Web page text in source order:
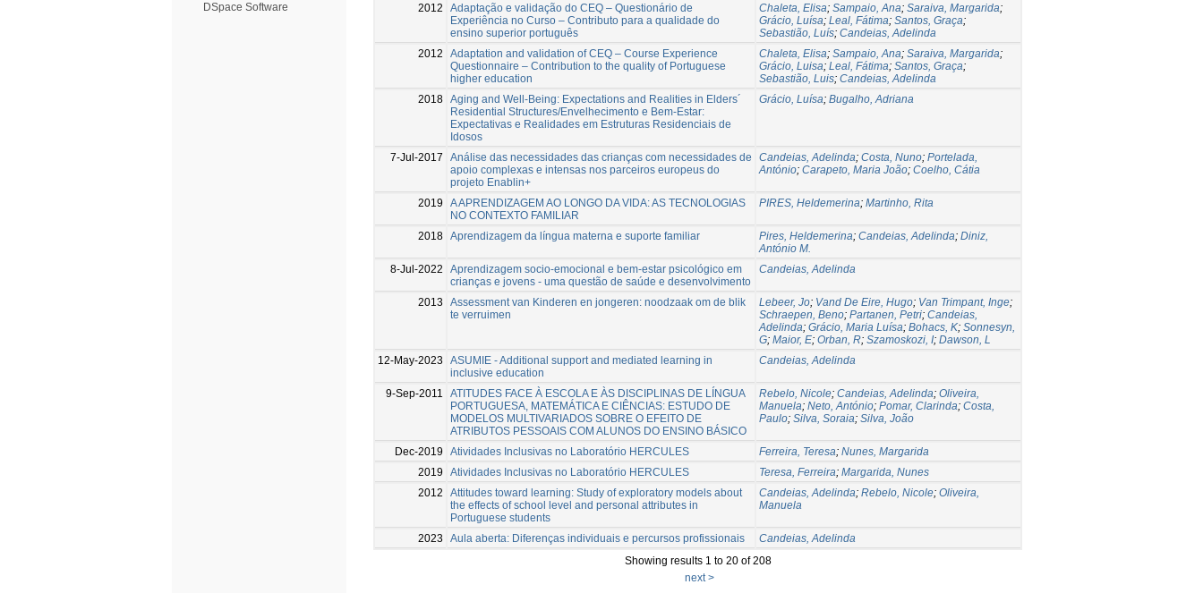
DSpace Software
2012
Adaptação e validação do CEQ – Questionário de
Experiência no Curso – Contributo para a qualidade do
ensino superior português
Chaleta, Elisa; Sampaio, Ana; Saraiva, Margarida;
Grácio, Luísa; Leal, Fátima; Santos, Graça;
Sebastião, Luís; Candeias, Adelinda
2012
Adaptation and validation of CEQ – Course Experience
Questionnaire – Contribution to the quality of Portuguese
higher education
Chaleta, Elisa; Sampaio, Ana; Saraiva, Margarida;
Grácio, Luisa; Leal, Fátima; Santos, Graça;
Sebastião, Luis; Candeias, Adelinda
2018 Aging and Well-Being: Expectations and Realities in Elders´
Residential Structures/Envelhecimento e Bem-Estar:
Expectativas e Realidades em Estruturas Residenciais de
Idosos
Grácio, Luísa; Bugalho, Adriana
7-Jul-2017
Análise das necessidades das crianças com necessidades de
apoio complexas e intensas nos parceiros europeus do
projeto Enablin+
Candeias, Adelinda; Costa, Nuno; Portelada,
António; Carapeto, Maria João; Coelho, Cátia
2019
A APRENDIZAGEM AO LONGO DA VIDA: AS TECNOLOGIAS
NO CONTEXTO FAMILIAR
PIRES, Heldemerina; Martinho, Rita
2018 Aprendizagem da língua materna e suporte familiar Pires, Heldemerina; Candeias, Adelinda; Diniz,
António M.
8-Jul-2022
Aprendizagem socio-emocional e bem-estar psicológico em
crianças e jovens - uma questão de saúde e desenvolvimento
Candeias, Adelinda
2013
Assessment van Kinderen en jongeren: noodzaak om de blik
te verruimen
Lebeer, Jo; Vand De Eire, Hugo; Van Trimpant, Inge;
Schraepen, Beno; Partanen, Petri; Candeias,
Adelinda; Grácio, Maria Luísa; Bohacs, K; Sonnesyn,
G; Maior, E; Orban, R; Szamoskozi, I; Dawson, L
12-May-2023
ASUMIE - Additional support and mediated learning in
inclusive education
Candeias, Adelinda
9-Sep-2011
ATITUDES FACE À ESCOLA E ÀS DISCIPLINAS DE LÍNGUA
PORTUGUESA, MATEMÁTICA E CIÊNCIAS: ESTUDO DE
MODELOS MULTIVARIADOS SOBRE O EFEITO DE
ATRIBUTOS PESSOAIS COM ALUNOS DO ENSINO BÁSICO
Rebelo, Nicole; Candeias, Adelinda; Oliveira,
Manuela; Neto, António; Pomar, Clarinda; Costa,
Paulo; Silva, Soraia; Silva, João
Dec-2019 Atividades Inclusivas no Laboratório HERCULES Ferreira, Teresa; Nunes, Margarida
2019
Atividades Inclusivas no Laboratório HERCULES Teresa, Ferreira; Margarida, Nunes
2012
Attitudes toward learning: Study of exploratory models about
the effects of school level and personal attributes in
Portuguese students
Candeias, Adelinda; Rebelo, Nicole; Oliveira,
Manuela
2023 Aula aberta: Diferenças individuais e percursos profissionais
Candeias, Adelinda
Showing results 1 to 20 of 208
next >